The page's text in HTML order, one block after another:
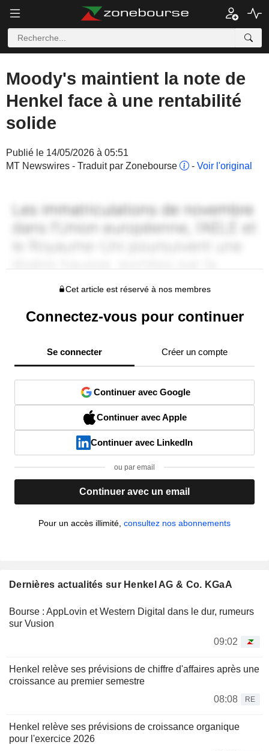
Moody's maintient la note de
Henkel face à une rentabilité
solide
Publié le 14/05/2026 à 05:51
MT Newswires - Traduit par Zonebourse
- Voir l'original
Cet article est réservé à nos membres
Connectez-vous pour continuer
Se connecter Créer un compte
Continuer avec Google
Continuer avec Apple
Continuer avec LinkedIn
ou par email
Continuer avec un email
Pour un accès illimité, consultez nos abonnements
Dernières actualités sur Henkel AG & Co. KGaA
Bourse : AppLovin et Western Digital dans le dur, rumeurs
sur Vusion
09:02
Henkel relève ses prévisions de chiffre d'affaires après une
croissance au premier semestre
08:08
RE
Henkel relève ses prévisions de croissance organique
pour l'exercice 2026